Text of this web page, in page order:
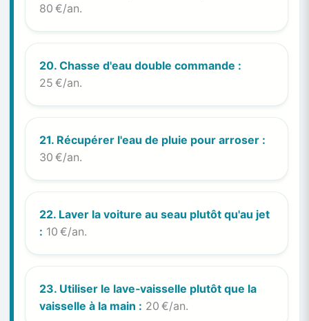
80 €/an.
20. Chasse d'eau double commande :
25 €/an.
21. Récupérer l'eau de pluie pour arroser :
30 €/an.
22. Laver la voiture au seau plutôt qu'au jet
: 10 €/an.
23. Utiliser le lave‑vaisselle plutôt que la
vaisselle à la main : 20 €/an.